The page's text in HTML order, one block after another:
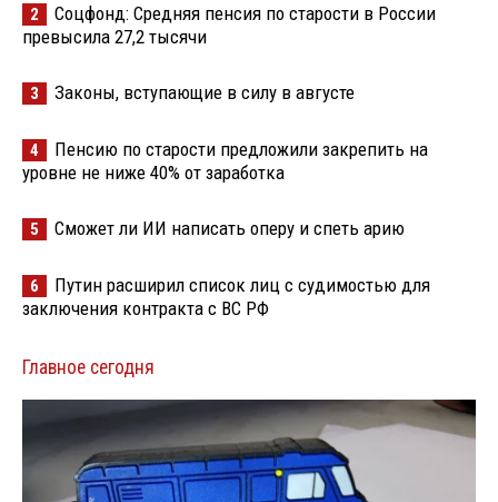
2
Соцфонд: Средняя пенсия по старости в России
превысила 27,2 тысячи
3 Законы, вступающие в силу в августе
4
Пенсию по старости предложили закрепить на
уровне не ниже 40% от заработка
5 Сможет ли ИИ написать оперу и спеть арию
6
Путин расширил список лиц с судимостью для
заключения контракта с ВС РФ
Главное сегодня